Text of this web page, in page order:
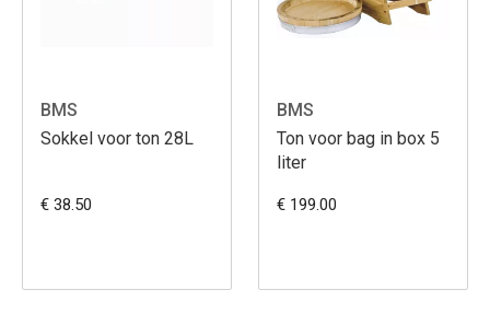
BMS
Sokkel voor ton 28L
€ 38.50
BMS
Ton voor bag in box 5
liter
€ 199.00